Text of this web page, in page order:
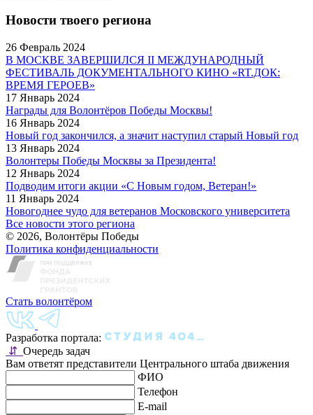
Новости твоего региона
26 Февраль 2024
В МОСКВЕ ЗАВЕРШИЛСЯ II МЕЖДУНАРОДНЫЙ
ФЕСТИВАЛЬ ДОКУМЕНТАЛЬНОГО КИНО «RT.ДОК:
ВРЕМЯ ГЕРОЕВ»
17 Январь 2024
Награды для Волонтёров Победы Москвы!
16 Январь 2024
Новый год закончился, а значит наступил старый Новый год
13 Январь 2024
Волонтеры Победы Москвы за Президента!
12 Январь 2024
Подводим итоги акции «С Новым годом, Ветеран!»
11 Январь 2024
Новогоднее чудо для ветеранов Московского университета
Все новости этого региона
© 2026, Волонтёры Победы
Политика конфиденциальности
Стать волонтёром
Разработка портала:
⇵ Очередь задач
Вам ответят представители Центрального штаба движения
ФИО
Телефон
E-mail